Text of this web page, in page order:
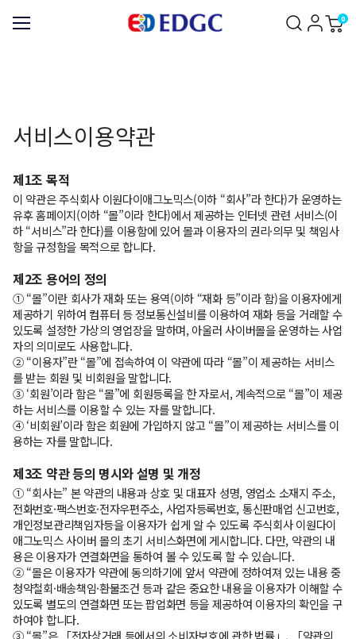
0
서비스이용약관
제1조 목적
이 약관은 주식회사 이원다이애그노믹스(이하 “회사”라 한다)가 운영하는
유후 홈페이지(이하 “몰”이라 한다)에서 제공하는 인터넷 관련 서비스(이
하 “서비스”라 한다)를 이용함에 있어 몰과 이용자의 권리·의무 및 책임사
항을 규정함을 목적으로 합니다.
제2조 용어의 정의
① “몰”이란 회사가 재화 또는 용역(이하 “재화 등”이라 함)을 이용자에게
제공하기 위하여 컴퓨터 등 정보통신설비를 이용하여 재화 등을 거래할 수
있도록 설정한 가상의 영업장을 말하며, 아울러 사이버몰을 운영하는 사업
자의 의미로도 사용합니다.
② “이용자”란 “몰”에 접속하여 이 약관에 따라 “몰”이 제공하는 서비스
를 받는 회원 및 비회원을 말합니다.
③ ‘회원’이라 함은 “몰”에 회원등록을 한 자로서, 계속적으로 “몰”이 제공
하는 서비스를 이용할 수 있는 자를 말합니다.
④ ‘비회원’이라 함은 회원에 가입하지 않고 “몰”이 제공하는 서비스를 이
용하는 자를 말합니다.
제3조 약관 등의 명시와 설명 및 개정
① “회사는” 본 약관의 내용과 상호 및 대표자 성명, 영업소 소재지 주소,
전화번호·팩스번호·전자우편주소, 사업자등록번호, 통신판매업 신고번호,
개인정보관리책임자등을 이용자가 쉽게 알 수 있도록 주식회사 이원다이
애그노믹스 사이버 몰의 초기 서비스화면에 게시합니다. 다만, 약관의 내
용은 이용자가 연결화면을 통하여 볼 수 있도록 할 수 있습니다.
② “몰은 이용자가 약관에 동의하기에 앞서 약관에 정하여져 있는 내용 중
청약철회·배송책임·환불조건 등과 같은 중요한 내용을 이용자가 이해할 수
있도록 별도의 연결화면 또는 팝업화면 등을 제공하여 이용자의 확인을 구
하여야 합니다.
③ “몰”은 「전자상거래 등에서의 소비자보호에 관한 법률」, 「약관의